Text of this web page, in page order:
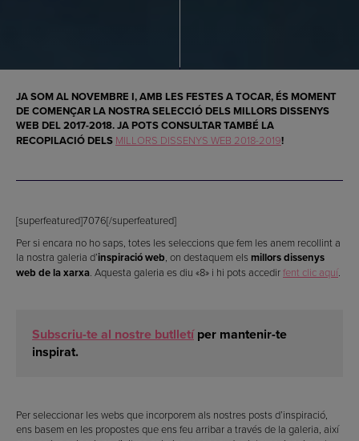
JA SOM AL NOVEMBRE I, AMB LES FESTES A TOCAR, ÉS MOMENT
DE COMENÇAR LA NOSTRA SELECCIÓ DELS MILLORS DISSENYS
WEB DEL 2017-2018. JA POTS CONSULTAR TAMBÉ LA
RECOPILACIÓ DELS MILLORS DISSENYS WEB 2018-2019!
[superfeatured]7076[/superfeatured]
Per si encara no ho saps, totes les seleccions que fem les anem recollint a
la nostra galeria d’inspiració web, on destaquem els millors dissenys
web de la xarxa. Aquesta galeria es diu «8» i hi pots accedirfent clic aquí.
Subscriu-te al nostre butlletíper mantenir-te
inspirat.
Per seleccionar les webs que incorporem als nostres posts d’inspiració,
ens basem en les propostes que ens feu arribar a través de la galeria, així